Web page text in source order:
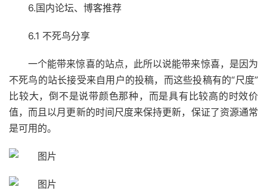
6.国内论坛、博客推荐
6.1 不死鸟分享
一个能带来惊喜的站点，此所以说能带来惊喜，是因为
不死鸟的站长接受来自用户的投稿，而这些投稿有的“尺度”
比较大，倒不是说带颜色那种，而是具有比较高的时效价
值，而且以月更新的时间尺度来保持更新，保证了资源通常
是可用的。